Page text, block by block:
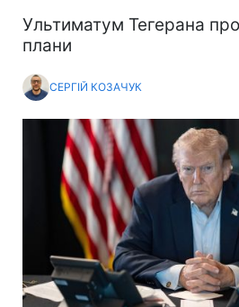
Ультиматум Тегерана
плани
СЕРГІЙ КОЗАЧУК